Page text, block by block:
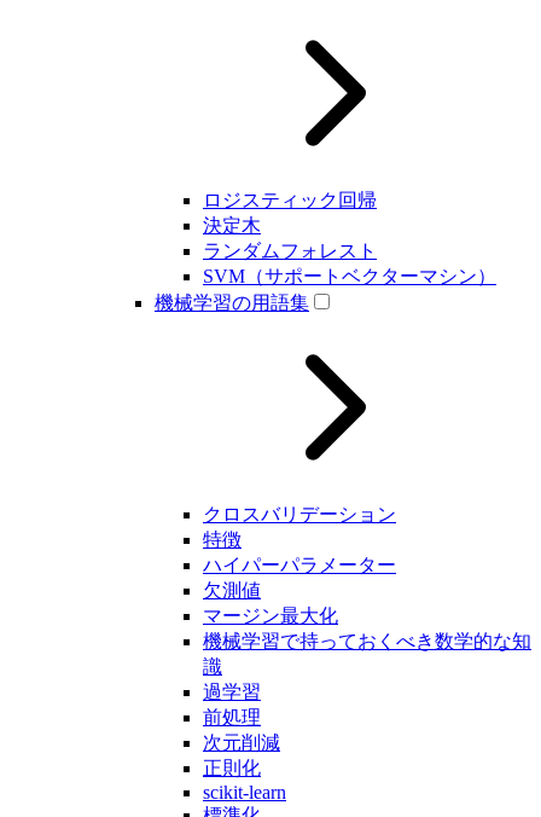
ロジスティック回帰
決定木
ランダムフォレスト
SVM（サポートベクターマシン）
機械学習の用語集
クロスバリデーション
特徴
ハイパーパラメーター
欠測値
マージン最大化
機械学習で持っておくべき数学的な知
識
過学習
前処理
次元削減
正則化
scikit-learn